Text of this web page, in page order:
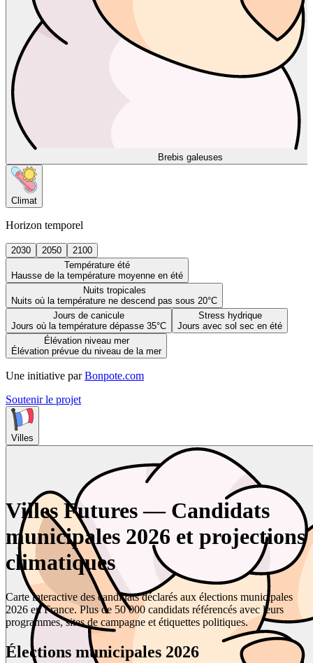
Brebis galeuses
Climat
Horizon temporel
2030 2050
2100
Température été
Hausse de la température moyenne en été
Nuits tropicales
Nuits où la température ne descend pas sous 20°C
Jours de canicule
Jours où la température dépasse 35°C
Stress hydrique
Jours avec sol sec en été
Élévation niveau mer
Élévation prévue du niveau de la mer
Une initiative par Bonpote.com
Soutenir le projet
Villes
Villes Futures — Candidats
municipales 2026 et projections
climatiques
Carte interactive des candidats déclarés aux élections municipales
2026 en France. Plus de 50 000 candidats référencés avec leurs
programmes, sites de campagne et étiquettes politiques.
Élections municipales 2026